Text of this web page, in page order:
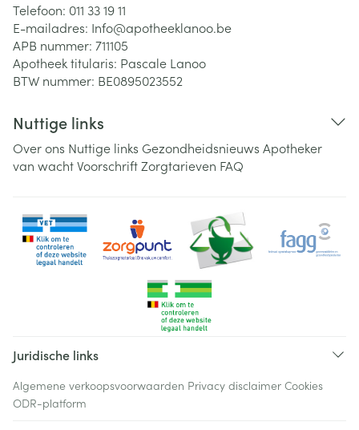
Telefoon: 011 33 19 11
E-mailadres: Info@apotheeklanoo.be
APB nummer: 711105
Apotheek titularis: Pascale Lanoo
BTW nummer: BE0895023552
Nuttige links
Over ons Nuttige links Gezondheidsnieuws Apotheker
van wachtVoorschriftZorgtarieven FAQ
Juridische links
Algemene verkoopsvoorwaarden Privacy disclaimer Cookies
ODR-platform